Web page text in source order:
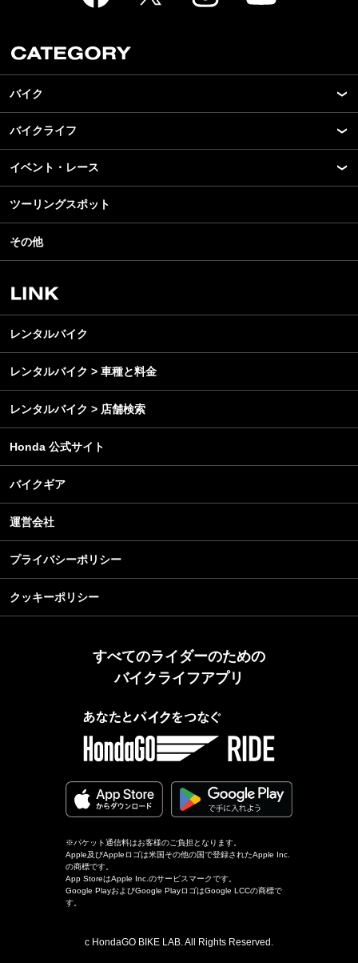
バイク
New Model Show
モデル情報
カスタマイズパーツ
テクノロジー
名車・旧車
ビジネス
バイクライフ
アプリ
ライディングギア
ツーリング
アウトドア
レンタルバイク
イベント・レース
モータースポーツ
イベント
スクール・レッスン
ツーリングスポット
その他
レンタルバイク
レンタルバイク > 車種と料金
レンタルバイク > 店舗検索
Honda 公式サイト
バイクギア
運営会社
プライバシーポリシー
クッキーポリシー
すべてのライダーのための
バイクライフアプリ
※パケット通信料はお客様のご負担となります。
Apple及びAppleロゴは米国その他の国で登録されたApple Inc.
の商標です。
App StoreはApple Inc.のサービスマークです。
Google PlayおよびGoogle PlayロゴはGoogle LCCの商標で
す。
c HondaGO BIKE LAB. All Rights Reserved.